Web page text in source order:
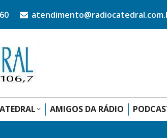
AMIGOS DA RÁDIO
HOME RÁDIO